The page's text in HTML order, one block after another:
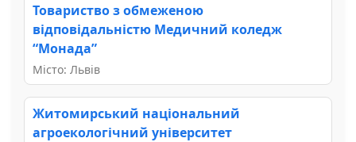
Товариство з обмеженою
відповідальністю Медичний коледж
“Монада”
Місто: Львів
Житомирський національний
агроекологічний університет